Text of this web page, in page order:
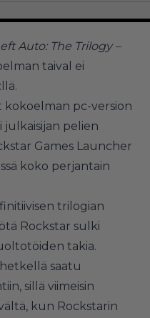
Auto: The Trilogy –
taival ei
kokoelman pc-version
julkaisijan pelien
Games Launcher
koko perjantain
trilogian
Rockstar sulki
takia.
saatu
sillä viimeisin
kun Rockstarin